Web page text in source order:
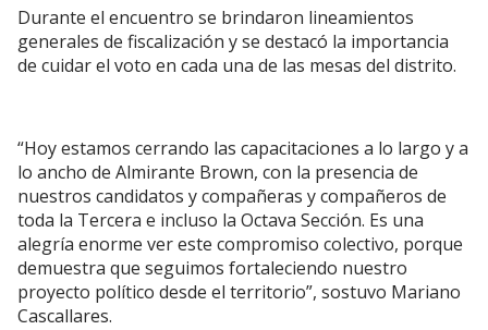
Durante el encuentro se brindaron lineamientos
generales de fiscalización y se destacó la importancia
de cuidar el voto en cada una de las mesas del distrito.
“Hoy estamos cerrando las capacitaciones a lo largo y a
lo ancho de Almirante Brown, con la presencia de
nuestros candidatos y compañeras y compañeros de
toda la Tercera e incluso la Octava Sección. Es una
alegría enorme ver este compromiso colectivo, porque
demuestra que seguimos fortaleciendo nuestro
proyecto político desde el territorio”, sostuvo Mariano
Cascallares.